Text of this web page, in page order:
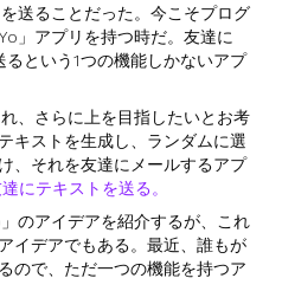
送ることだった。今こそプログ
」アプリを持つ時だ。友達に
るという1つの機能しかないアプ
、さらに上を目指したいとお考
キストを生成し、ランダムに選
、それを友達にメールするアプ
にテキストを送る。
のアイデアを紹介するが、これ
イデアでもある。最近、誰もが
ので、ただ一つの機能を持つア